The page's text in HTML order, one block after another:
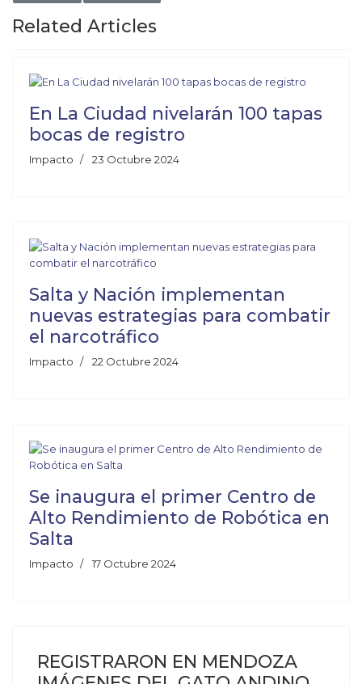
Related Articles
En La Ciudad nivelarán 100 tapas
bocas de registro
Impacto 23 Octubre 2024
Salta y Nación implementan
nuevas estrategias para combatir
el narcotráfico
Impacto 22 Octubre 2024
Se inaugura el primer Centro de
Alto Rendimiento de Robótica en
Salta
Impacto 17 Octubre 2024
REGISTRARON EN MENDOZA